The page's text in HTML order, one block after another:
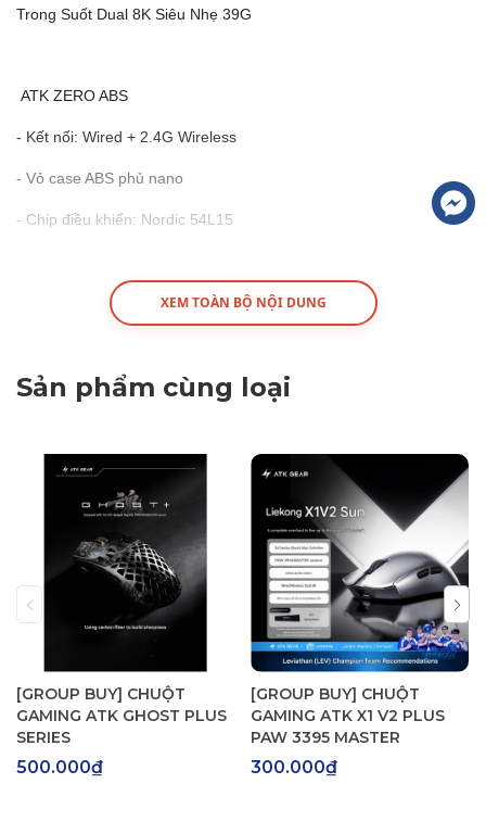
Trong Suốt Dual 8K Siêu Nhẹ 39G
ATK ZERO ABS
- Kết nối: Wired + 2.4G Wireless
- Vỏ case ABS phủ nano
- Chip điều khiển: Nordic 54L15
- Cảm biến: PAW3950Ultra – flagship esports
- Giải pháp ATK 54 MAX tự phát triển.
- Switch: quang ATK Optical Switch
- Encoder: TTC Gold
- Pin: 300mAh
- Độ trễ 0,181ms
- Trọng lượng: 39g ±3g
ATK Zero ABS Trắng/Đen/Xanh/Hồng
XEM TOÀN BỘ NỘI DUNG
Sản phẩm cùng loại
[GROUP BUY] CHUỘT
GAMING ATK GHOST PLUS
SERIES
500.000₫
[GROUP BUY] CHUỘT
GAMING ATK X1 V2 PLUS
PAW 3395 MASTER
300.000₫